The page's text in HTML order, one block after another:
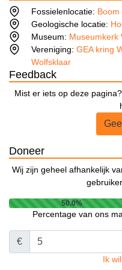
Fossielenlocatie: Boom
Geologische locatie:
Museum: Museumkerk
Vereniging:GEA kring
Wolfsklaar
Feedback
Mist er iets op deze
Doneer
Wij zijn geheel afhankelijk
50.0%
Percentage van ons
€
Ik